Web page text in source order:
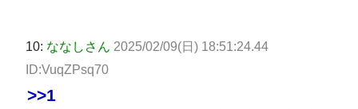
10: ななしさん 2025/02/09(日) 18:51:24.44
ID:VuqZPsq70
>>1